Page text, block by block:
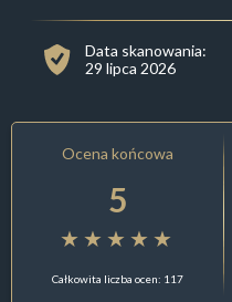
Data skanowania:
29 lipca 2026
Ocena końcowa
5
Całkowita liczba ocen: 117